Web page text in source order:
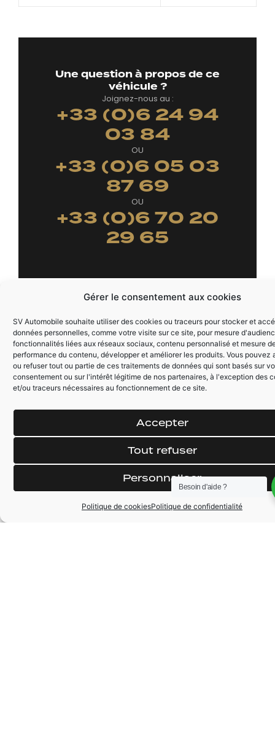
Gérer le consentement aux cookies
SV Automobile souhaite utiliser des cookies ou traceurs pour stocker et
données personnelles, comme votre visite sur ce site, pour mesure
fonctionnalités liées aux réseaux sociaux, contenu personnalisé et mesure
performance du contenu, développer et améliorer les produits. Vous pouvez
ou refuser tout ou partie de ces traitements de données qui sont basés sur
consentement ou sur l'intérêt légitime de nos partenaires, à l'exception des
et/ou traceurs nécessaires au fonctionnement de ce site.
Accepter
Tout refuser
Personnaliser
Politique de cookiesPolitique de confidentialité
Une question à propos de ce
véhicule ?
Joignez-nous au :
+33 (0)6 24 94
03 84
OU
+33 (0)6 05 03
87 69
OU
+33 (0)6 70 20
29 65
CONTACT
VOUS ÊTES INTÉRESSÉ PAR LA
MERCEDES-BENZ AMG GTC
557CV ROADSTER
Nous sommes passionné par le domaine des véhicules
d’occasion, en mettant l’accent sur des voitures de sport
Besoin d'aide ?